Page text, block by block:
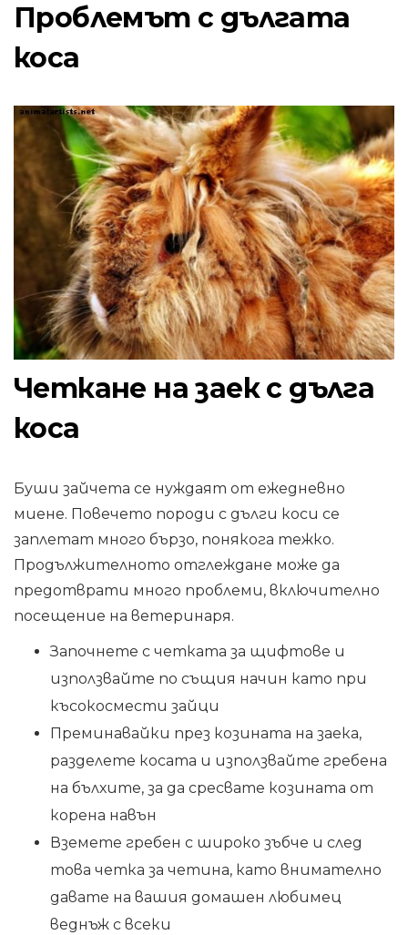
Проблемът с дългата
коса
Четкане на заек с дълга
коса
Буши зайчета се нуждаят от ежедневно
миене. Повечето породи с дълги коси се
заплетат много бързо, понякога тежко.
Продължителното отглеждане може да
предотврати много проблеми, включително
посещение на ветеринаря.
Започнете с четката за щифтове и
използвайте по същия начин като при
късокосмести зайци
Преминавайки през козината на заека,
разделете косата и използвайте гребена
на бълхите, за да сресвате козината от
корена навън
Вземете гребен с широко зъбче и след
това четка за четина, като внимателно
давате на вашия домашен любимец
веднъж с всеки